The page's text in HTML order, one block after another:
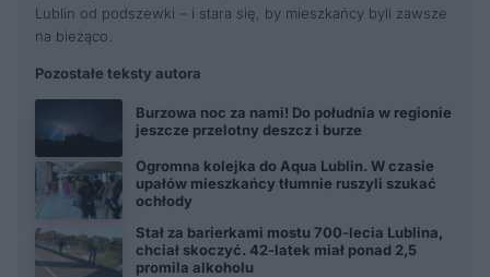
Lublin od podszewki – i stara się, by mieszkańcy byli zawsze
na bieżąco.
Pozostałe teksty autora
Burzowa noc za nami! Do południa w regionie
jeszcze przelotny deszcz i burze
Ogromna kolejka do Aqua Lublin. W czasie
upałów mieszkańcy tłumnie ruszyli szukać
ochłody
Stał za barierkami mostu 700-lecia Lublina,
chciał skoczyć. 42-latek miał ponad 2,5
promila alkoholu